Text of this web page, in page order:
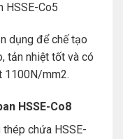
HSSE-Co5
dụng để chế tạo
tản nhiệt tốt và có
1100N/mm2.
HSSE-Co8
chứa HSSE-